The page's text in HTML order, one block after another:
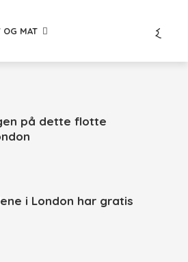
OG MAT
på dette flotte
i London har gratis